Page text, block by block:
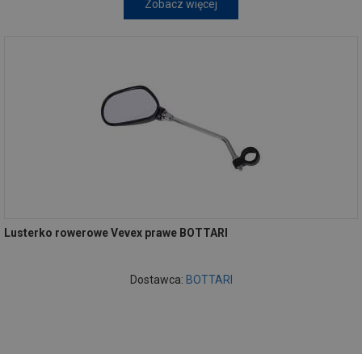
Zobacz więcej
Lusterko rowerowe Vevex prawe BOTTARI
Dostawca: BOTTARI